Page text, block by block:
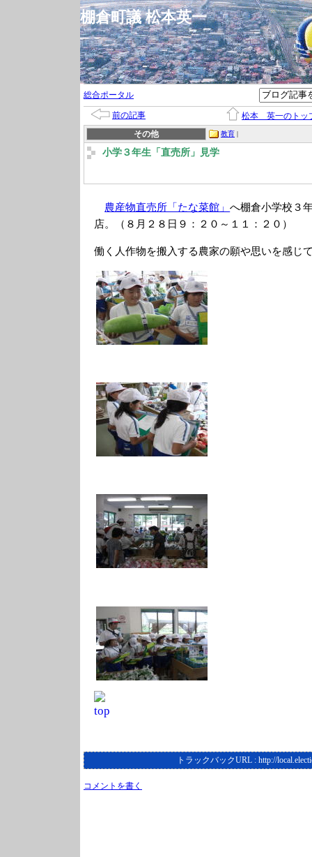
棚倉町議 松本英一
総合ポータル
前の記事
松本 英一のトッ
その他
教育 |
小学３年生「直売所」見学
農産物直売所「たな菜館」へ棚倉小学校３
店。（８月２８日９：２０～１１：２０）
働く人作物を搬入する農家の願や思いを感じ
トラックバックURL : http://
コメントを書く